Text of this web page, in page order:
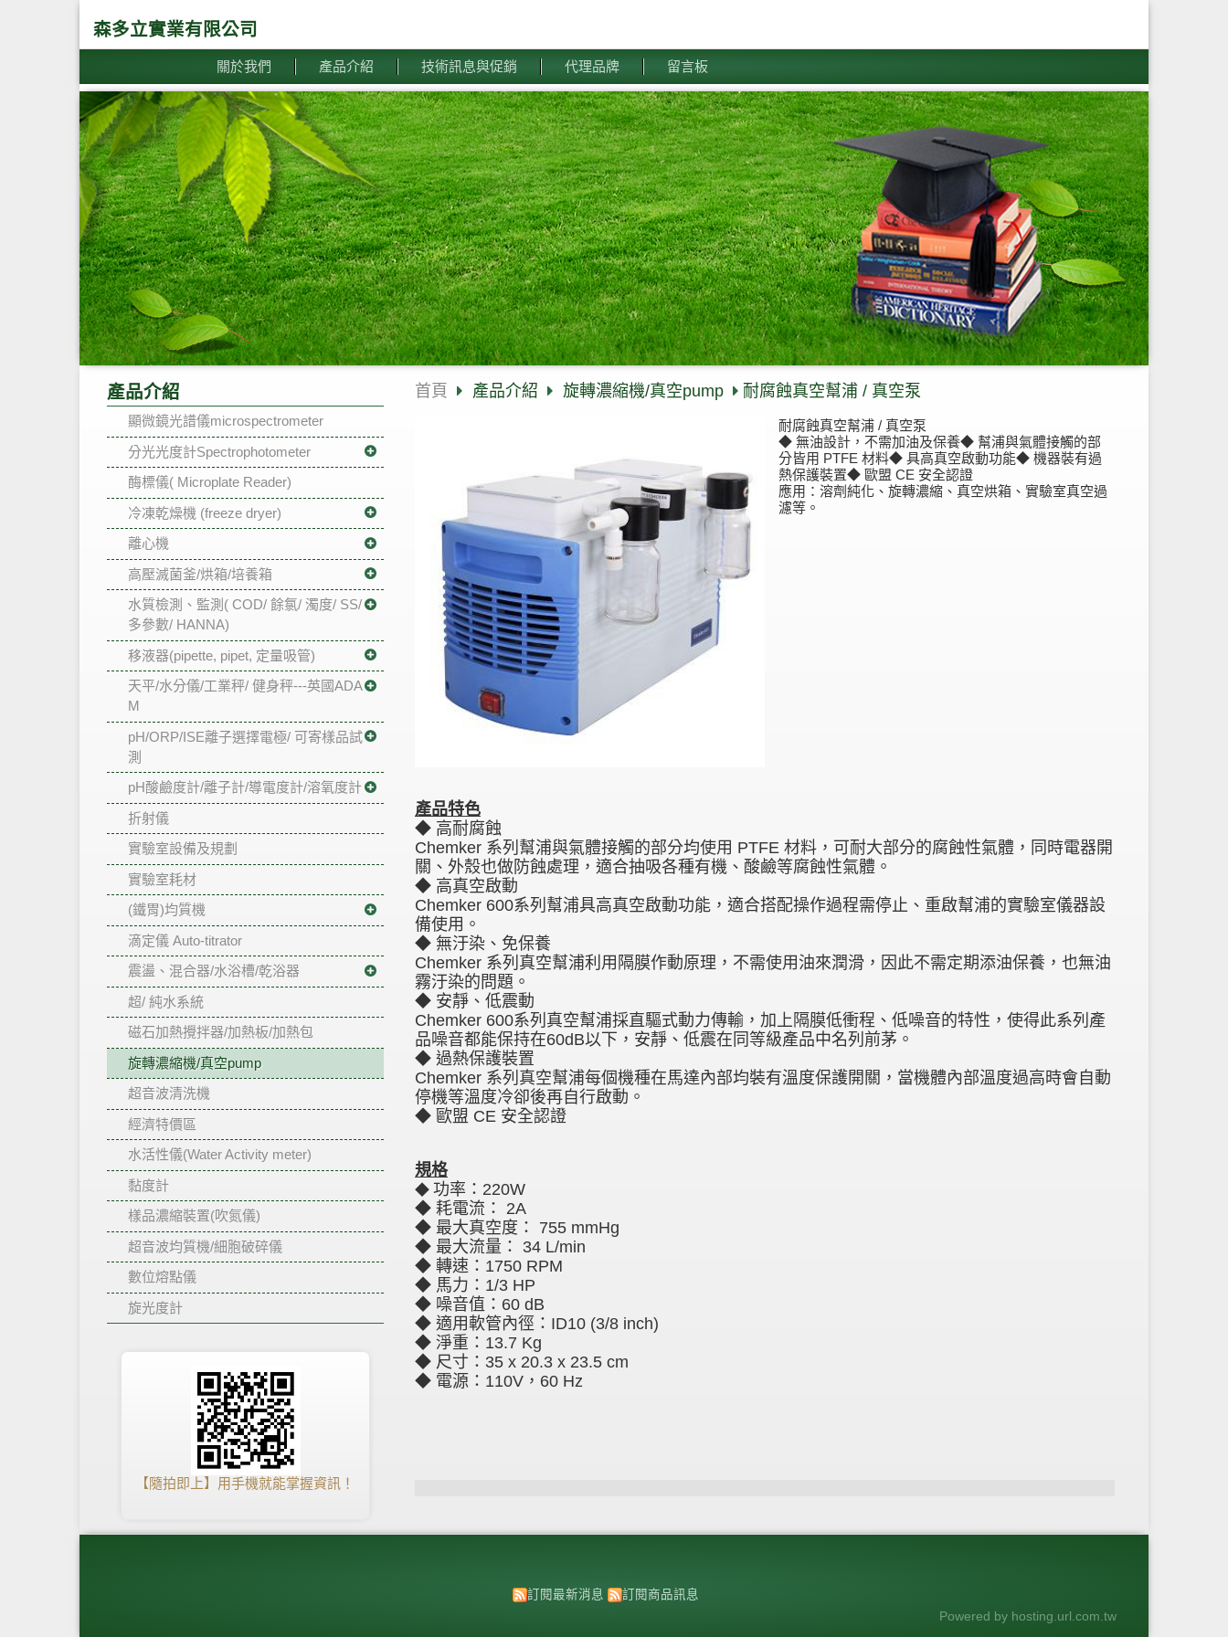
森多立實業有限公司
關於我們 產品介紹 技術訊息與促銷 代理品牌 留言板
產品介紹
顯微鏡光譜儀microspectrometer
分光光度計Spectrophotometer
酶標儀( Microplate Reader)
冷凍乾燥機 (freeze dryer)
離心機
高壓滅菌釜/烘箱/培養箱
水質檢測、監測( COD/ 餘氯/ 濁度/ SS/
多參數/ HANNA)
移液器(pipette, pipet, 定量吸管)
天平/水分儀/工業秤/ 健身秤---英國ADA
M
pH/ORP/ISE離子選擇電極/ 可寄樣品試
測
pH酸鹼度計/離子計/導電度計/溶氧度計
折射儀
實驗室設備及規劃
實驗室耗材
(鐵胃)均質機
滴定儀 Auto-titrator
震盪、混合器/水浴槽/乾浴器
超/ 純水系統
磁石加熱攪拌器/加熱板/加熱包
旋轉濃縮機/真空pump
超音波清洗機
經濟特價區
水活性儀(Water Activity meter)
黏度計
樣品濃縮裝置(吹氮儀)
超音波均質機/細胞破碎儀
數位熔點儀
旋光度計
【隨拍即上】用手機就能掌握資訊！
首頁 產品介紹 旋轉濃縮機/真空pump 耐腐蝕真空幫浦 / 真空泵
耐腐蝕真空幫浦 / 真空泵
◆ 無油設計，不需加油及保養◆ 幫浦與氣體接觸的部
分皆用 PTFE 材料◆ 具高真空啟動功能◆ 機器裝有過
熱保護裝置◆ 歐盟 CE 安全認證
應用：溶劑純化、旋轉濃縮、真空烘箱、實驗室真空過
濾等。
產品特色
◆ 高耐腐蝕
Chemker 系列幫浦與氣體接觸的部分均使用 PTFE 材料，可耐大部分的腐蝕性氣體，同時電器開
關、外殼也做防蝕處理，適合抽吸各種有機、酸鹼等腐蝕性氣體。
◆ 高真空啟動
Chemker 600系列幫浦具高真空啟動功能，適合搭配操作過程需停止、重啟幫浦的實驗室儀器設
備使用。
◆ 無汙染、免保養
Chemker 系列真空幫浦利用隔膜作動原理，不需使用油來潤滑，因此不需定期添油保養，也無油
霧汙染的問題。
◆ 安靜、低震動
Chemker 600系列真空幫浦採直驅式動力傳輸，加上隔膜低衝程、低噪音的特性，使得此系列產
品噪音都能保持在60dB以下，安靜、低震在同等級產品中名列前茅。
◆ 過熱保護裝置
Chemker 系列真空幫浦每個機種在馬達內部均裝有溫度保護開關，當機體內部溫度過高時會自動
停機等溫度冷卻後再自行啟動。
◆ 歐盟 CE 安全認證
規格
◆ 功率：220W
◆ 耗電流： 2A
◆ 最大真空度： 755 mmHg
◆ 最大流量： 34 L/min
◆ 轉速：1750 RPM
◆ 馬力：1/3 HP
◆ 噪音值：60 dB
◆ 適用軟管內徑：ID10 (3/8 inch)
◆ 淨重：13.7 Kg
◆ 尺寸：35 x 20.3 x 23.5 cm
◆ 電源：110V，60 Hz
訂閱最新消息
訂閱商品訊息
Powered by hosting.url.com.tw